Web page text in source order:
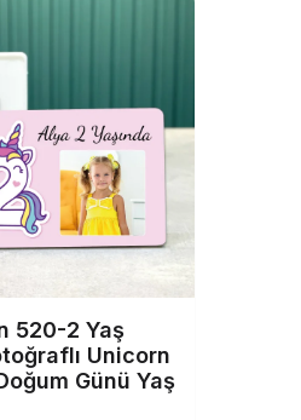
520-2 Yaş
Unicorn
Günü Yaş